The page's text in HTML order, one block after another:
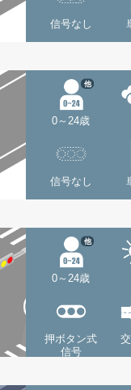
信号なし
0～24歳
他
信号なし
0～24歳
他
押ボタン式
信号